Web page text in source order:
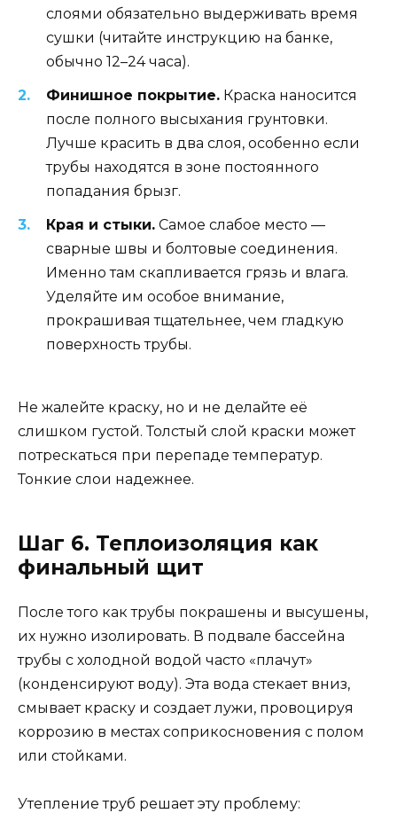
слоями обязательно выдерживать время
сушки (читайте инструкцию на банке,
обычно 12–24 часа).
Финишное покрытие. Краска наносится
после полного высыхания грунтовки.
Лучше красить в два слоя, особенно если
трубы находятся в зоне постоянного
попадания брызг.
Края и стыки. Самое слабое место —
сварные швы и болтовые соединения.
Именно там скапливается грязь и влага.
Уделяйте им особое внимание,
прокрашивая тщательнее, чем гладкую
поверхность трубы.
Не жалейте краску, но и не делайте её
слишком густой. Толстый слой краски может
потрескаться при перепаде температур.
Тонкие слои надежнее.
Шаг 6. Теплоизоляция как
финальный щит
После того как трубы покрашены и высушены,
их нужно изолировать. В подвале бассейна
трубы с холодной водой часто «плачут»
(конденсируют воду). Эта вода стекает вниз,
смывает краску и создает лужи, провоцируя
коррозию в местах соприкосновения с полом
или стойками.
Утепление труб решает эту проблему: